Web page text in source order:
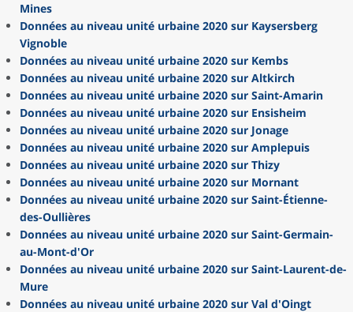
Mines
Données au niveau unité urbaine 2020 sur Kaysersberg
Vignoble
Données au niveau unité urbaine 2020 sur Kembs
Données au niveau unité urbaine 2020 sur Altkirch
Données au niveau unité urbaine 2020 sur Saint-Amarin
Données au niveau unité urbaine 2020 sur Ensisheim
Données au niveau unité urbaine 2020 sur Jonage
Données au niveau unité urbaine 2020 sur Amplepuis
Données au niveau unité urbaine 2020 sur Thizy
Données au niveau unité urbaine 2020 sur Mornant
Données au niveau unité urbaine 2020 sur Saint-Étienne-
des-Oullières
Données au niveau unité urbaine 2020 sur Saint-Germain-
au-Mont-d'Or
Données au niveau unité urbaine 2020 sur Saint-Laurent-de-
Mure
Données au niveau unité urbaine 2020 sur Val d'Oingt